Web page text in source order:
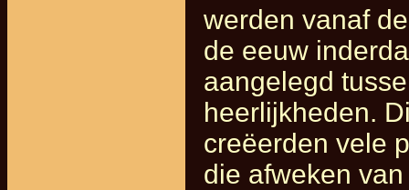
werden vanaf
de eeuw
aangelegd
heerlijkheden.
creëerden vele
die afweken